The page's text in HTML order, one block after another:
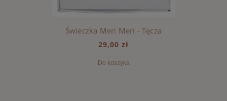
Świeczka Meri Meri - Tęcza
29,00 zł
Do koszyka